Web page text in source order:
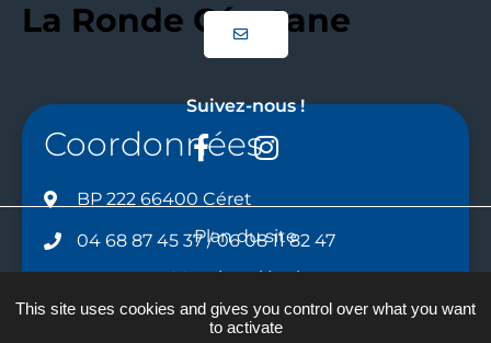
La Ronde Céretane
Coordonnées
BP 222 66400 Céret
04 68 87 45 37 / 06 08 11 82 47
Suivez-nous !
Facebook
Plan du site
Mentions légales
Traitement des données
This site uses cookies and gives you control over what you want
to activate